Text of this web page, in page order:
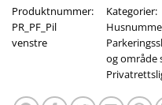
Produktnummer:
PR_PF_Pil
venstre
Kategorier:
og område